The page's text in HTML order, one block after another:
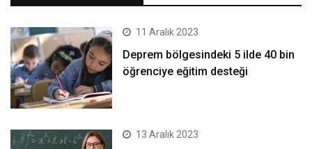
11 Aralık 2023
Deprem bölgesindeki 5 ilde 40 bin
öğrenciye eğitim desteği
13 Aralık 2023